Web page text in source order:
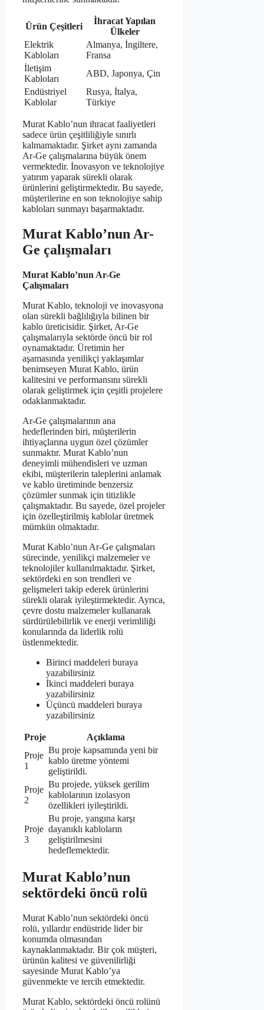
Ürün Çeşitleri
İhracat Yapılan
Ülkeler
Elektrik
Kabloları
Almanya, İngiltere,
Fransa
İletişim
Kabloları
ABD, Japonya, Çin
Endüstriyel
Kablolar
Rusya, İtalya,
Türkiye
Murat Kablo’nun ihracat faaliyetleri
sadece ürün çeşitliliğiyle sınırlı
kalmamaktadır. Şirket aynı zamanda
Ar-Ge çalışmalarına büyük önem
vermektedir. İnovasyon ve teknolojiye
yatırım yaparak sürekli olarak
ürünlerini geliştirmektedir. Bu sayede,
müşterilerine en son teknolojiye sahip
kabloları sunmayı başarmaktadır.
Murat Kablo’nun Ar-
Ge çalışmaları
Murat Kablo’nun Ar-Ge
Çalışmaları
Murat Kablo, teknoloji ve inovasyona
olan sürekli bağlılığıyla bilinen bir
kablo üreticisidir. Şirket, Ar-Ge
çalışmalarıyla sektörde öncü bir rol
oynamaktadır. Üretimin her
aşamasında yenilikçi yaklaşımlar
benimseyen Murat Kablo, ürün
kalitesini ve performansını sürekli
olarak geliştirmek için çeşitli projelere
odaklanmaktadır.
Ar-Ge çalışmalarının ana
hedeflerinden biri, müşterilerin
ihtiyaçlarına uygun özel çözümler
sunmaktır. Murat Kablo’nun
deneyimli mühendisleri ve uzman
ekibi, müşterilerin taleplerini anlamak
ve kablo üretiminde benzersiz
çözümler sunmak için titizlikle
çalışmaktadır. Bu sayede, özel projeler
için özelleştirilmiş kablolar üretmek
mümkün olmaktadır.
Murat Kablo’nun Ar-Ge çalışmaları
sürecinde, yenilikçi malzemeler ve
teknolojiler kullanılmaktadır. Şirket,
sektördeki en son trendleri ve
gelişmeleri takip ederek ürünlerini
sürekli olarak iyileştirmektedir. Ayrıca,
çevre dostu malzemeler kullanarak
sürdürülebilirlik ve enerji verimliliği
konularında da liderlik rolü
üstlenmektedir.
Birinci maddeleri buraya
yazabilirsiniz
İkinci maddeleri buraya
yazabilirsiniz
Üçüncü maddeleri buraya
yazabilirsiniz
Proje
Açıklama
Proje
1
Bu proje kapsamında yeni bir
kablo üretme yöntemi
geliştirildi.
Proje
2
Bu projede, yüksek gerilim
kablolarının izolasyon
özellikleri iyileştirildi.
Proje
3
Bu proje, yangına karşı
dayanıklı kabloların
geliştirilmesini
hedeflemektedir.
Murat Kablo’nun
sektördeki öncü rolü
Murat Kablo’nun sektördeki öncü
rolü, yıllardır endüstride lider bir
konumda olmasından
kaynaklanmaktadır. Bir çok müşteri,
ürünün kalitesi ve güvenilirliği
sayesinde Murat Kablo’ya
güvenmekte ve tercih etmektedir.
Murat Kablo, sektördeki öncü rolünü